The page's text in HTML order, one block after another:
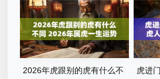
询：
2026年虎跟别的虎有什么不 虎进